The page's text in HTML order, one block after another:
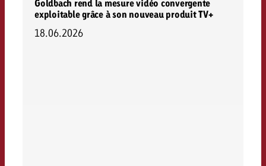
Goldbach rend la mesure vidéo convergente
exploitable grâce à son nouveau produit TV+
18.06.2026